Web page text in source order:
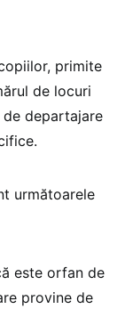
primite
de locuri
departajare
următoarele
este orfan de
provine de